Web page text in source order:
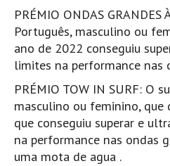
Praia Grande Panorâmica HD
LINHA DE CASCAIS/ESTORIL
Guincho Norte
São Pedro do estoril
Parede
Carcavelos Secret HD
Carcavelos - Calhau
PRÉMIO ONDAS
Português, masculino ou
ano de 2022 conseguiu
limites na performance nas
PRÉMIO TOW IN SURF: O
masculino ou feminino,
que conseguiu superar e
na performance nas ondas
uma mota de agua .